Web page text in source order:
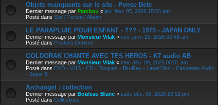
Objets manquants sur le site - Pense Bete
Dernier message par Pambou « jeu. févr. 05, 2026 15:56 pm
Posté dans Site / Forum / Album
LE PARAPLUIE POUR ENFANT - ??? - 1975 - JAPAN ONLY
Dernier message par Monsieur Vilak « ven. janv. 23, 2026 00:48 am
Posté dans Produits Derives
GOLDORAK CHANTE AVEC TES HEROS - K7 audio AB
Dernier message par Monsieur Vilak « mar. déc. 09, 2025 00:01 am
Posté dans DVD - VHS - CD - Disques - Blu-Ray - LaserDisc - Cassettes Audio
- Super 8
Archangel : collection
Dernier message par Bouleau Blanc « sam. déc. 06, 2025 23:02 pm
Posté dans Collections